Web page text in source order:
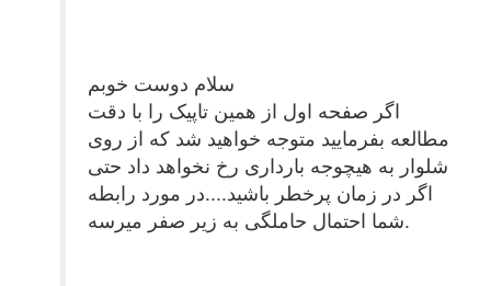
سلام دوست خوبم
اگر صفحه اول از همین تاپیک را با دقت
مطالعه بفرمایید متوجه خواهید شد که از روی
شلوار به هیچوجه بارداری رخ نخواهد داد حتی
اگر در زمان پرخطر باشید....در مورد رابطه
شما احتمال حاملگی به زیر صفر میرسه.